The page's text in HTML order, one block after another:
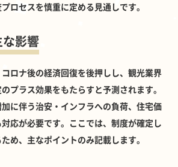
ロセスを慎重に定める見通しです。
影響
ロナ後の経済回復を後押しし、観光業界
プラス効果をもたらすと予測されます。
に伴う治安・インフラへの負荷、住宅価
応が必要です。ここでは、制度が確定し
め、主なポイントのみ記載します。